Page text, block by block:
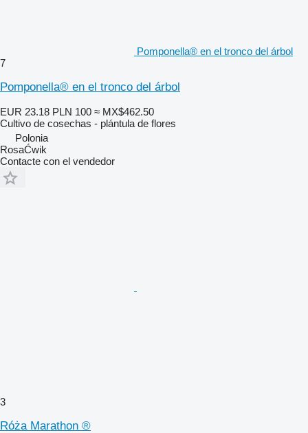
Pomponella® en el tronco del árbol
7
Pomponella® en el tronco del árbol
EUR 23.18 PLN 100 ≈ MX$462.50
Cultivo de cosechas - plántula de flores
Polonia
RosaĆwik
Contacte con el vendedor
3
Róża Marathon ®